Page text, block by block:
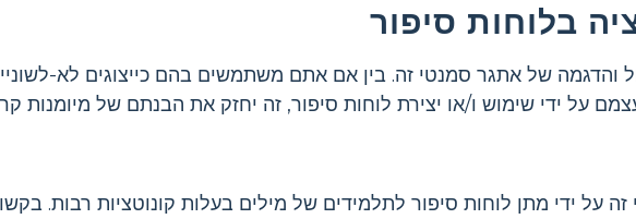
בלוחות סיפור
והדגמה של אתגר סמנטי זה. בין אם אתם משתמשים בהם כייצוגים לא-
על ידי שימוש ו/או יצירת לוחות סיפור, זה יחזק את הבנתם של מיומנות
על ידי מתן לוחות סיפור לתלמידים של מילים בעלות קונוטציות רבות.